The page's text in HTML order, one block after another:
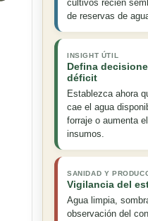
cultivos recién
de reservas de
INSIGHT ÚTIL
Defina
déficit
Establezca ahora
cae el agua
forraje o aumenta
insumos.
SANIDAD Y
Vigilancia del
Agua limpia,
observación del